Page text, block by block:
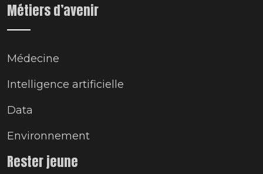
Métiers d’avenir
Médecine
Intelligence artificielle
Data
Environnement
Rester jeune